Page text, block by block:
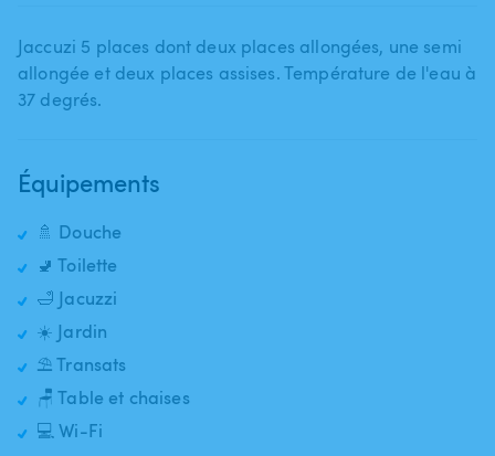
Jaccuzi 5 places dont deux places allongées​,​ une semi
allongée et deux places assises. Température de l'eau à
37 degrés.
Équipements
🚿 Douche
🚽 Toilette
🛁 Jacuzzi
☀️ Jardin
⛱️ Transats
🪑 Table et chaises
💻 Wi-Fi